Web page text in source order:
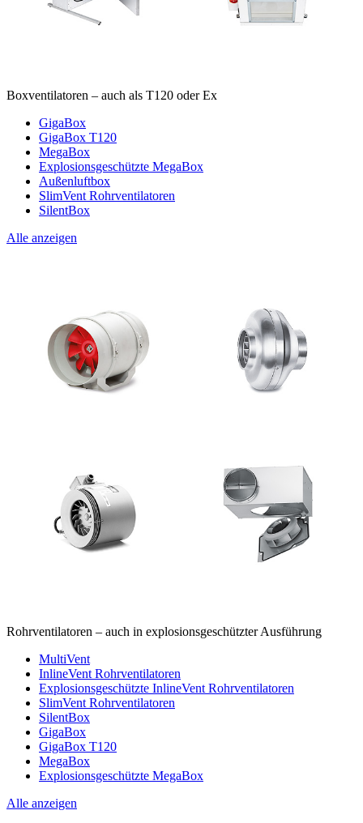
Boxventilatoren – auch als T120 oder Ex
GigaBox
GigaBox T120
MegaBox
Explosionsgeschützte MegaBox
Außenluftbox
SlimVent Rohrventilatoren
SilentBox
Alle anzeigen
Rohrventilatoren – auch in explosionsgeschützter Ausführung
MultiVent
InlineVent Rohrventilatoren
Explosionsgeschützte InlineVent Rohrventilatoren
SlimVent Rohrventilatoren
SilentBox
GigaBox
GigaBox T120
MegaBox
Explosionsgeschützte MegaBox
Alle anzeigen